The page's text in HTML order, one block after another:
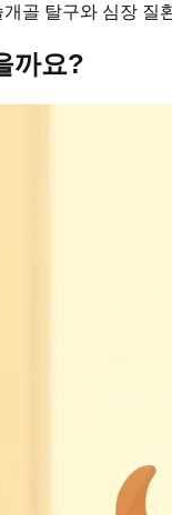
골 탈구와 심장 질
까요?